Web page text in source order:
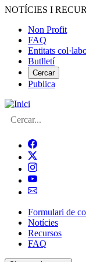
Vés
contingut
NOTÍCIES I
Menú
del
compte
d'usuari
Non Profit
FAQ
Entitats
Butlletí
Cercar
Publica
Cerca
Navegació
principal
de
Formulari de
Notícies
Recursos
FAQ